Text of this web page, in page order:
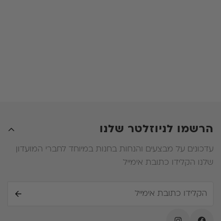
הרשמו לניוזלטר שלנו
עדכונים על מבצעים והנחות בחנות במיוחד לחברי המועדון
שלנו הקלידו כתובת אימייל